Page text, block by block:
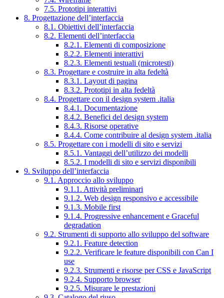
7.5. Prototipi interattivi
8. Progettazione dell’interfaccia
8.1. Obiettivi dell’interfaccia
8.2. Elementi dell’interfaccia
8.2.1. Elementi di composizione
8.2.2. Elementi interattivi
8.2.3. Elementi testuali (microtesti)
8.3. Progettare e costruire in alta fedeltà
8.3.1. Layout di pagina
8.3.2. Prototipi in alta fedeltà
8.4. Progettare con il design system .italia
8.4.1. Documentazione
8.4.2. Benefici del design system
8.4.3. Risorse operative
8.4.4. Come contribuire al design system .italia
8.5. Progettare con i modelli di sito e servizi
8.5.1. Vantaggi dell’utilizzo dei modelli
8.5.2. I modelli di sito e servizi disponibili
9. Sviluppo dell’interfaccia
9.1. Approccio allo sviluppo
9.1.1. Attività preliminari
9.1.2. Web design responsivo e accessibile
9.1.3. Mobile first
9.1.4. Progressive enhancement e Graceful
degradation
9.2. Strumenti di supporto allo sviluppo del software
9.2.1. Feature detection
9.2.2. Verificare le feature disponibili con Can I
use
9.2.3. Strumenti e risorse per CSS e JavaScript
9.2.4. Supporto browser
9.2.5. Misurare le prestazioni